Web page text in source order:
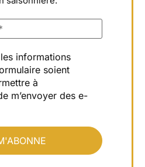
informations
soient
à
m’envoyer des e-